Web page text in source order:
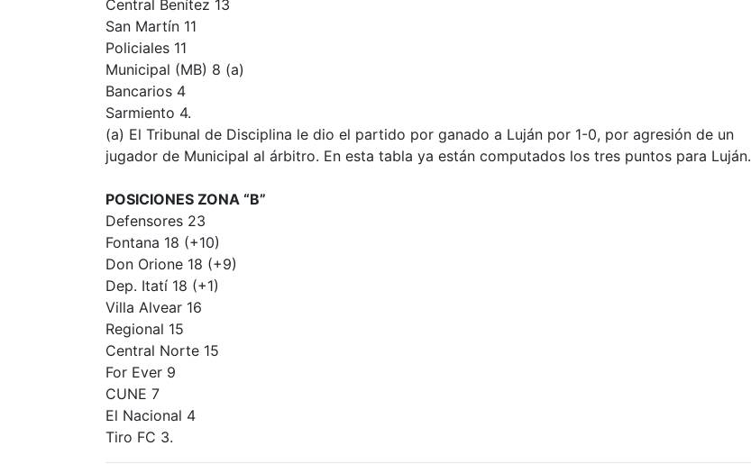
Central Benítez 13
San Martín 11
Policiales 11
Municipal (MB) 8 (a)
Bancarios 4
Sarmiento 4.
(a) El Tribunal de Disciplina le dio el partido por ganado a Luján por 1-0, por agresión de un
jugador de Municipal al árbitro. En esta tabla ya están computados los tres puntos para Luján.
POSICIONES ZONA “B”
Defensores 23
Fontana 18 (+10)
Don Orione 18 (+9)
Dep. Itatí 18 (+1)
Villa Alvear 16
Regional 15
Central Norte 15
For Ever 9
CUNE 7
El Nacional 4
Tiro FC 3.